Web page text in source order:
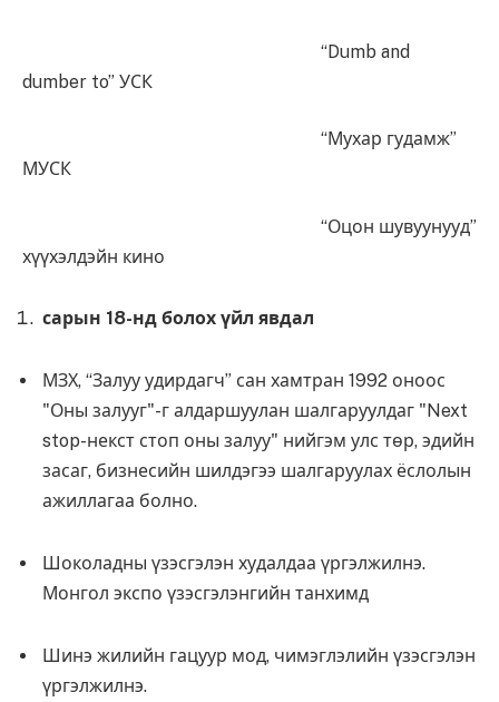
“Dumb and
dumber to” УСК
“Мухар гудамж”
МУСК
“Оцон шувуунууд”
хүүхэлдэйн кино
сарын 18-нд болох үйл явдал
МЗХ, “Залуу удирдагч” сан хамтран 1992 оноос
"Оны залууг"-г алдаршуулан шалгаруулдаг "Next
stop-некст стоп оны залуу" нийгэм улс төр, эдийн
засаг, бизнесийн шилдэгээ шалгаруулах ёслолын
ажиллагаа болно.
Шоколадны үзэсгэлэн худалдаа үргэлжилнэ.
Монгол экспо үзэсгэлэнгийн танхимд
Шинэ жилийн гацуур мод, чимэглэлийн үзэсгэлэн
үргэлжилнэ.